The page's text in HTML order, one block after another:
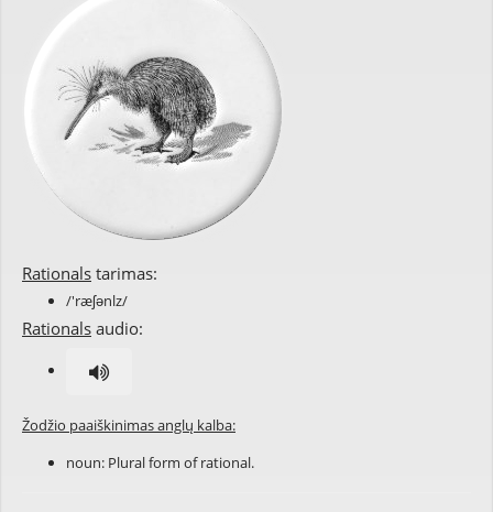
Rationals tarimas:
/'ræʃənlz/
Rationals audio:
Žodžio paaiškinimas anglų kalba:
noun: Plural form ofrational.